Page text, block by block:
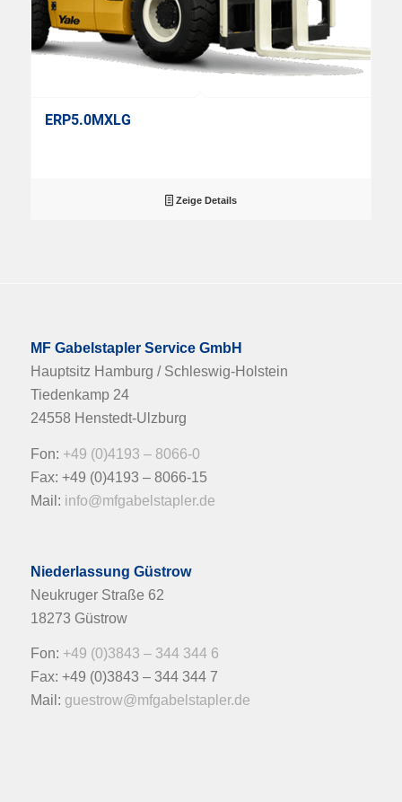
ERP5.0MXLG
Zeige Details
MF Gabelstapler Service GmbH
Hauptsitz Hamburg / Schleswig-Holstein
Tiedenkamp 24
24558 Henstedt-Ulzburg
Fon: +49 (0)4193 – 8066-0
Fax: +49 (0)4193 – 8066-15
Mail: info@mfgabelstapler.de
Niederlassung Güstrow
Neukruger Straße 62
18273 Güstrow
Fon: +49 (0)3843 – 344 344 6
Fax: +49 (0)3843 – 344 344 7
Mail: guestrow@mfgabelstapler.de